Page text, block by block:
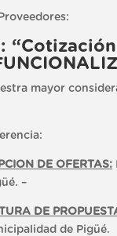
“Cotización
mayor
el
DE OFERTAS:
–
DE
de Pigüé.